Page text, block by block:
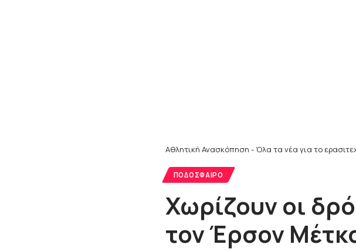
Αθλητική Ανασκόπηση - Όλα τα νέα για το
ΠΟΔΌΣΦΑΙΡΟ
Χωρίζουν οι
τον Έρσον